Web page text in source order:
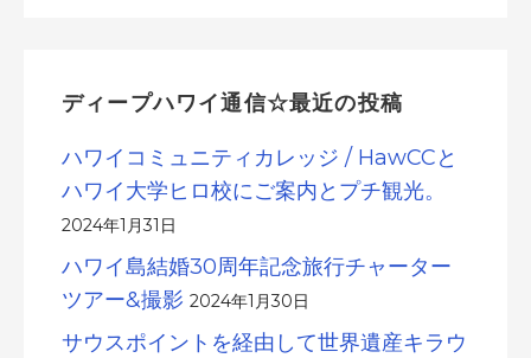
ディープハワイ通信☆最近の投稿
ハワイコミュニティカレッジ / HawCCと
ハワイ大学ヒロ校にご案内とプチ観光。
2024年1月31日
ハワイ島結婚30周年記念旅行チャーター
ツアー&撮影 2024年1月30日
サウスポイントを経由して世界遺産キラウ